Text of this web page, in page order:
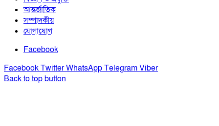
আন্তর্জাতিক
সম্পাদকীয়
যোগাযোগ
Facebook
FacebookTwitterWhatsAppTelegramViber
Back to top button